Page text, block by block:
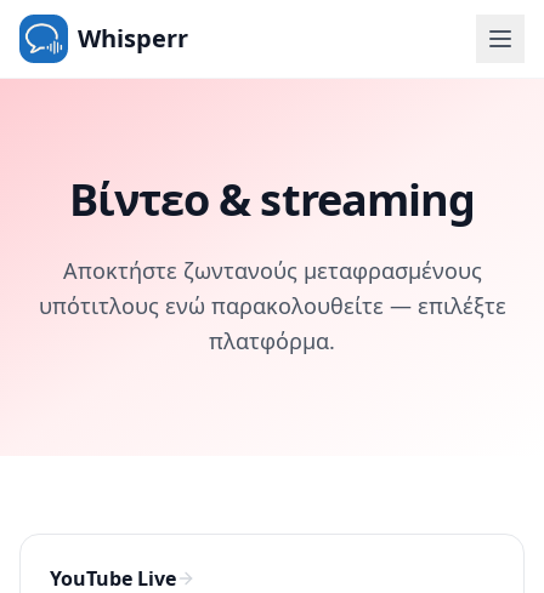
Whisperr
Βίντεο & streaming
Αποκτήστε ζωντανούς μεταφρασμένους
υπότιτλους ενώ παρακολουθείτε — επιλέξτε
πλατφόρμα.
YouTube Live